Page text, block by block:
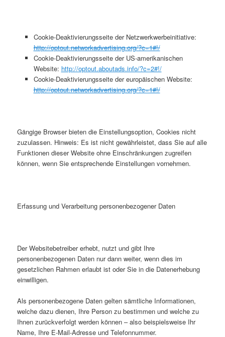
Cookie-Deaktivierungsseite der Netzwerkwerbeinitiative:
http://optout.networkadvertising.org/?c=1#!/
Cookie-Deaktivierungsseite der US-amerikanischen
Website: http://optout.aboutads.info/?c=2#!/
Cookie-Deaktivierungsseite der europäischen Website:
http://optout.networkadvertising.org/?c=1#!/
Gängige Browser bieten die Einstellungsoption, Cookies nicht
zuzulassen. Hinweis: Es ist nicht gewährleistet, dass Sie auf alle
Funktionen dieser Website ohne Einschränkungen zugreifen
können, wenn Sie entsprechende Einstellungen vornehmen.
Erfassung und Verarbeitung personenbezogener Daten
Der Websitebetreiber erhebt, nutzt und gibt Ihre
personenbezogenen Daten nur dann weiter, wenn dies im
gesetzlichen Rahmen erlaubt ist oder Sie in die Datenerhebung
einwilligen.
Als personenbezogene Daten gelten sämtliche Informationen,
welche dazu dienen, Ihre Person zu bestimmen und welche zu
Ihnen zurückverfolgt werden können – also beispielsweise Ihr
Name, Ihre E-Mail-Adresse und Telefonnummer.